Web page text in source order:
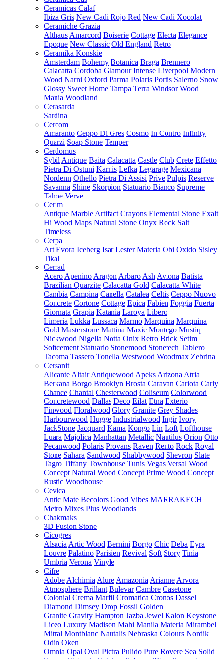
Ceramicas Calaf
Ibiza Gris New Cadi Rojo Red New Cadi Xocolat
Ceramiche Grazia
Althaus Amarcord Boiserie Cottage Electa Elegance
Epoque New Classic Old England Retro
Ceramika Konskie
Amsterdam Bohemy Botanica Braga Brennero
Calacatta Cordoba Glamour Intense Liverpool Modern
Wood Narni Oxford Parma Polaris Portis Salerno Snow
Glossy Sweet Home Tampa Terra Windsor Wood
Mania Woodland
Cerasarda
Sardina
Cercom
Amaranto Ceppo Di Gres Cosmo In Contro Infinity
Quarzi Soap Stone Temper
Cerdomus
Sybil Antique Baita Calacatta Castle Club Crete Effetto
Pietra Di Ostuni Karnis Lefka Legarage Mexicana
Nordenn Othello Pietra Di Assisi Prive Pulpis Reserve
Savanna Shine Skorpion Statuario Bianco Supreme
Tahoe Verve
Cerim
Antique Marble Artifact Crayons Elemental Stone Exalt
Hi Wood Maps Natural Stone Onyx Rock Salt
Timeless
Cerpa
Art Evora Iceberg Isar Lester Materia Obi Oxido Sisley
Tikal
Cerrad
Acero Apenino Aragon Arbaro Ash Aviona Batista
Brazilian Quarzite Calacatta Gold Calacatta White
Cambia Campina Canella Catalea Celtis Ceppo Nuovo
Concrete Cortone Cottage Epica Fabien Foggia Fuerta
Giornata Grapia Katania Laroya Libero
Limeria Lukka Lussaca Marmo Marquina Marquina
Gold Masterstone Mattina Maxie Montego Mustiq
Nickwood Nigella Notta Onix Retro Brick Setim
Softcement Statuario Stonemood Stonetech Tablero
Tacoma Tassero Tonella Westwood Woodmax Zebrina
Cersanit
Alicante Altair Antiquewood Apeks Arizona Atria
Berkana Borgo Brooklyn Brosta Caravan Cariota Carly
Chance Chantal Chesterwood Coliseum Colorwood
Concretewood Dallas Deco Eilat Etna Exterio
Finwood Floralwood Glory Granite Grey Shades
Harbourwood Hugge Industrialwood Ingir Ivory
JackStone Jacquard Kama Kongo Lin Loft Lofthouse
Luara Majolica Manhattan Metallic Nautilus Orion Otto
Pecanwood Polaris Provans Raven Rento Rock Royal
Stone Sahara Sandwood Shabbywood Shevron Slate
Tagro Tiffany Townhouse Tunis Vegas Versal Wood
Concept Natural Wood Concept Prime Wood Concept
Rustic Woodhouse
Cevica
Antic Mate Becolors Good Vibes MARRAKECH
Metro Mixes Plus Woodlands
Chakmaks
3D Fusion Stone
Cicogres
Alsacia Artic Wood Bernini Borgo Chic Deba Eyra
Louvre Palatino Parisien Revival Soft Story Tinia
Umbria Verona Vinyle
Cifre
Adobe Alchimia Alure Amazonia Arianne Arvora
Atmosphere Brillant Bulevar Cambre Casetone
Colonial Crema Marfil Cromatica Cronos Dassel
Diamond Dimsey Drop Fossil Golden
Granite Gravity Hampton Jazba Jewel Kalon Keystone
Liceo Luxury Madison Mahi Manila Materia Mirambel
Mitral Montblanc Nautalis Nebraska Colours Nordik
Odin Oken
Omnia Opal Oval Pietra Pulido Pure Rovere Sea Solid